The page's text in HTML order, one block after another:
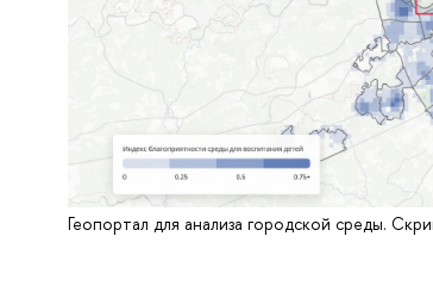
Геопортал для анализа городской среды.